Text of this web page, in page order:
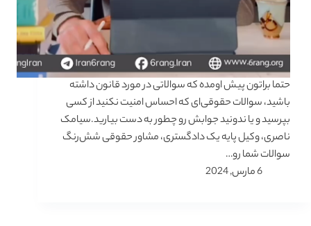
حتما براتون پیش اومده که سوالاتی در مورد قانون داشته
باشید، سوالات حقوقی‌ای که احساس امنیت نکنید از کسی
بپرسید و یا ندونید جوابش رو چطور به دست بیارید.سیامک
ناصری، وکیل پایه یک دادگستری، مشاور حقوقی شش‌رنگ
سوالات شما رو…
6 مارس, 2024